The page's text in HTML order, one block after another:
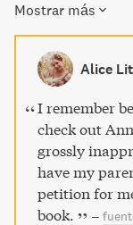
more vital than
teenage
love with life.
searching and
with her mother,
and wry, candid
hunger, fear of
frustrations of
adult wisdom
that of every
Mostrar más
Alice
I remember
check out
grossly
have my
petition for
book.
–